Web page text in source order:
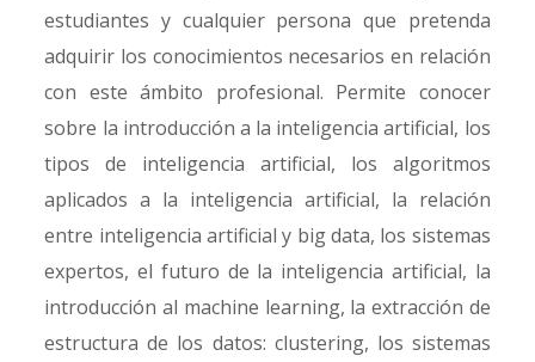
estudiantes y cualquier persona que pretenda
adquirir los conocimientos necesarios en relación
con este ámbito profesional. Permite conocer
sobre la introducción a la inteligencia artificial, los
tipos de inteligencia artificial, los algoritmos
aplicados a la inteligencia artificial, la relación
entre inteligencia artificial y big data, los sistemas
expertos, el futuro de la inteligencia artificial, la
introducción al machine learning, la extracción de
estructura de los datos: clustering, los sistemas